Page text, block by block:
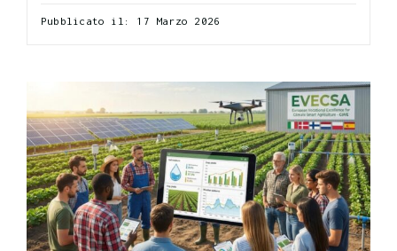
Pubblicato il: 17 Marzo 2026